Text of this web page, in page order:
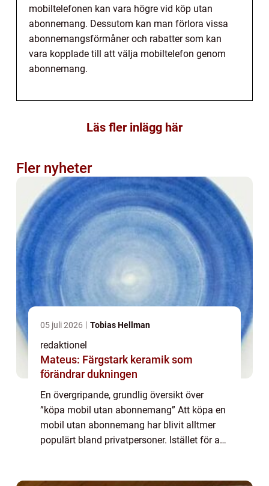
mobiltelefonen kan vara högre vid köp utan
abonnemang. Dessutom kan man förlora vissa
abonnemangsförmåner och rabatter som kan
vara kopplade till att välja mobiltelefon genom
abonnemang.
Läs fler inlägg här
Fler nyheter
05 juli 2026 Tobias Hellman
redaktionel
Mateus: Färgstark keramik som
förändrar dukningen
En övergripande, grundlig översikt över
”köpa mobil utan abonnemang” Att köpa en
mobil utan abonnemang har blivit alltmer
populärt bland privatpersoner. Istället för att